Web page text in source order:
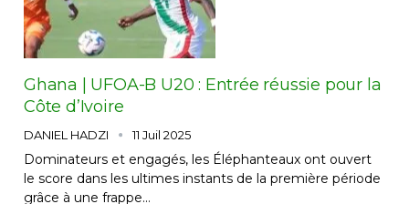
Ghana | UFOA-B U20 : Entrée réussie pour la
Côte d’Ivoire
DANIEL HADZI 11 Juil 2025
Dominateurs et engagés, les Éléphanteaux ont ouvert
le score dans les ultimes instants de la première période
grâce à une frappe…